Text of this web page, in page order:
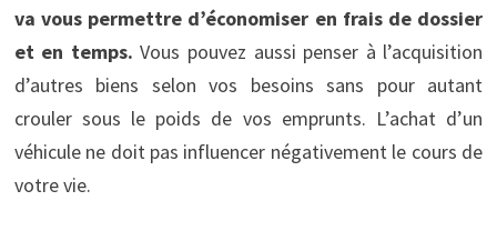
va vous permettre d’économiser en frais de dossier
et en temps. Vous pouvez aussi penser à l’acquisition
d’autres biens selon vos besoins sans pour autant
crouler sous le poids de vos emprunts. L’achat d’un
véhicule ne doit pas influencer négativement le cours de
votre vie.